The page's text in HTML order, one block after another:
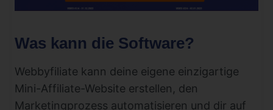
Was kann die Software?
Webbyfiliate kann deine eigene einzigartige
Mini-Affiliate-Website erstellen, den
Marketingprozess automatisieren und dir auf